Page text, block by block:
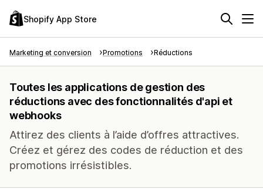
Shopify App Store
Marketing et conversion Promotions Réductions
Toutes les applications de gestion des
réductions avec des fonctionnalités d'api et
webhooks
Attirez des clients à l’aide d’offres attractives.
Créez et gérez des codes de réduction et des
promotions irrésistibles.